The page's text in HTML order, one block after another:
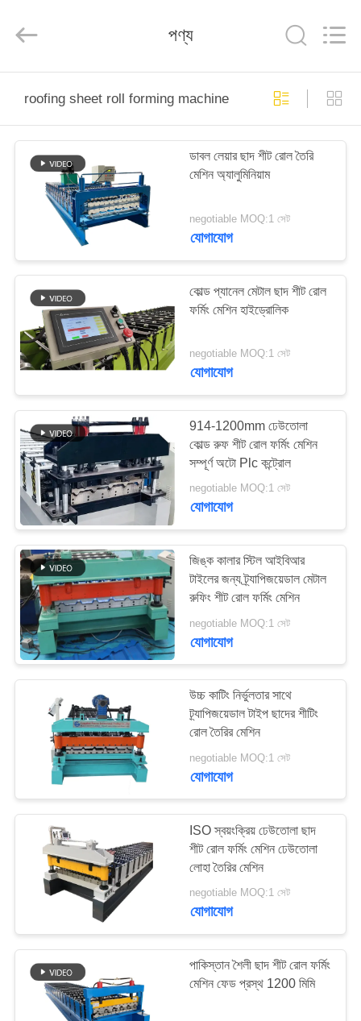
পণ্য
আমাদের
সম্বন্ধে
কারখানা
পরিদর্শন
গুণমান
নিয়ন্ত্রণ
সাইট
ম্যাপ
গোপনীয়তা
নীতি
Trading
Rights
পণ্য
roofing sheet roll forming machine
ডাবল লেয়ার ছাদ শীট রোল তৈরি
মেশিন অ্যালুমিনিয়াম
negotiable MOQ:1 সেট
যোগাযোগ
কোল্ড প্যানেল মেটাল ছাদ শীট রোল
ফর্মিং মেশিন হাইড্রোলিক
negotiable MOQ:1 সেট
যোগাযোগ
914-1200mm ঢেউতোলা
কোল্ড রুফ শীট রোল ফর্মিং মেশিন
সম্পূর্ণ অটো Plc কন্ট্রোল
negotiable MOQ:1 সেট
যোগাযোগ
জিঙ্ক কালার স্টিল আইবিআর
টাইলের জন্য ট্র্যাপিজয়েডাল মেটাল
রুফিং শীট রোল ফর্মিং মেশিন
negotiable MOQ:1 সেট
যোগাযোগ
উচ্চ কাটিং নির্ভুলতার সাথে
ট্র্যাপিজয়েডাল টাইপ ছাদের শীটিং
রোল তৈরির মেশিন
negotiable MOQ:1 সেট
যোগাযোগ
ISO স্বয়ংক্রিয় ঢেউতোলা ছাদ
শীট রোল ফর্মিং মেশিন ঢেউতোলা
লোহা তৈরির মেশিন
negotiable MOQ:1 সেট
যোগাযোগ
পাকিস্তান শৈলী ছাদ শীট রোল ফর্মিং
মেশিন ফেড প্রস্থ 1200 মিমি